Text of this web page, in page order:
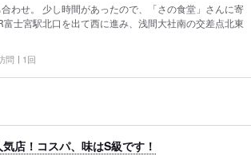
わせ。 少し時間があったので、「さの食堂」さんに寄
士宮駅北口を出て西に進み、浅間大社南の交差点北東
問 1回
店！コスパ、味はS級です！